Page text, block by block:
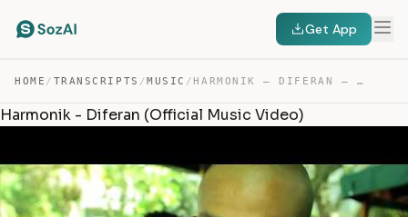
Get App
HOME / TRANSCRIPTS /MUSIC / HARMONIK – DIFERAN — TRANSCRIPT
Harmonik - Diferan (Official Music Video)